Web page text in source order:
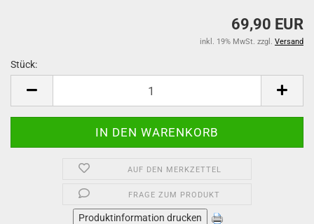
69,90 EUR
inkl. 19% MwSt. zzgl. Versand
Stück:
AUF DEN MERKZETTEL
FRAGE ZUM PRODUKT
Produktinformation drucken